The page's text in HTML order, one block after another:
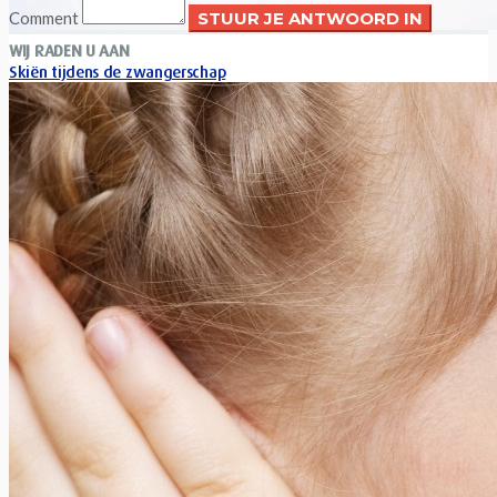
Skiën tijdens de zwangerschap
Xavier Van Caneghem 0
Is de beoefening van het skiën of van een sneeuwsport tijdens
de zwangerschap afgeraden? Wat zijn de risico’s en tot...
Comment
WIJ RADEN U AAN